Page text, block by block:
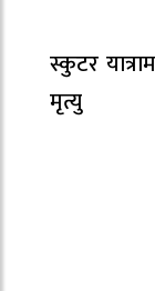
स्कुटर
मृत्यु